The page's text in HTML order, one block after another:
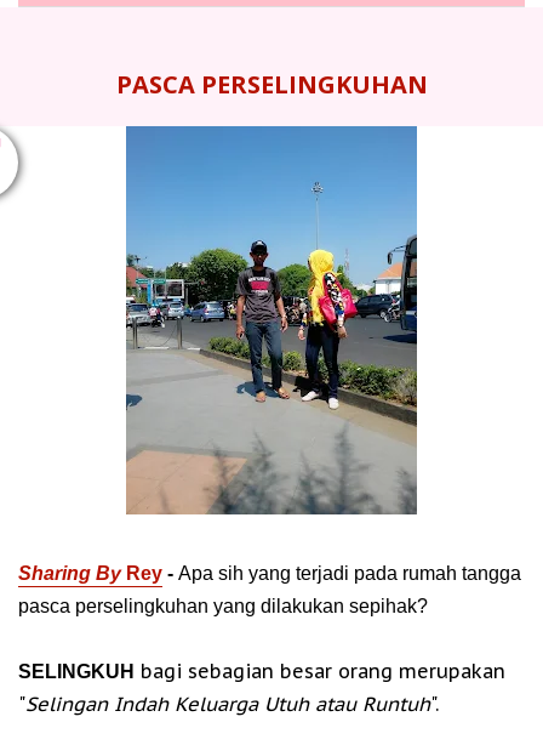
PASCA PERSELINGKUHAN
Sharing By Rey - Apa sih yang terjadi pada rumah tangga
pasca perselingkuhan yang dilakukan sepihak?
SELINGKUH bagi sebagian besar orang merupakan
"Selingan Indah Keluarga Utuh atau Runtuh".